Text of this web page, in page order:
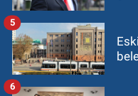
5
6